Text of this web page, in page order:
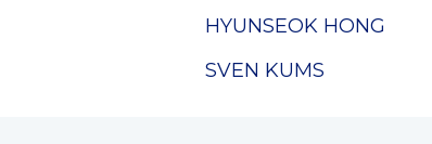
HYUNSEOK HONG
SVEN KUMS